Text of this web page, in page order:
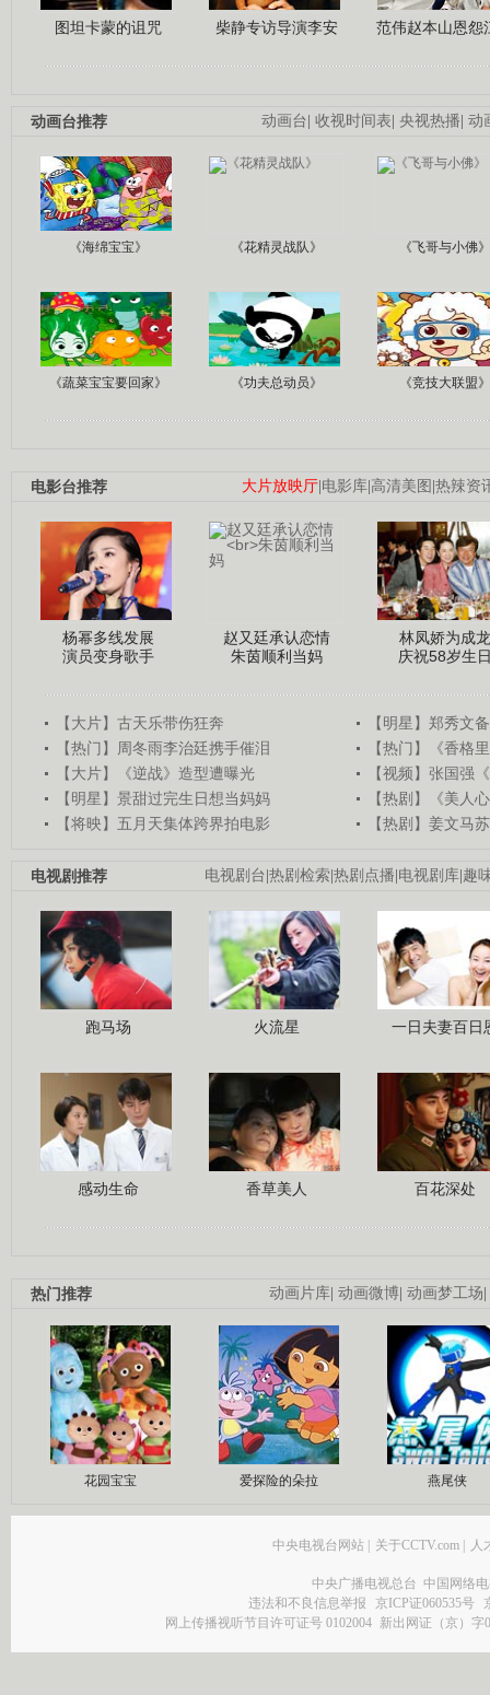
图坦卡蒙的诅咒 柴静专访导演李安 范伟赵本山恩怨
动画台| 收视时间表| 央视热播| 动
动画台推荐
《海绵宝宝》 《花精灵战队》 《飞哥与小佛》
《蔬菜宝宝要回家》 《功夫总动员》 《竞技大联盟》
大片放映厅|电影库|高清美图 |热辣资
电影台推荐
杨幂多线发展
演员变身歌手
赵又廷承认恋情
朱茵顺利当妈
林凤娇为成龙
庆祝58岁生
【大片】古天乐带伤狂奔
【明星】郑秀文
【热门】周冬雨李治廷携手催泪
【热门】《香格
【大片】《逆战》造型遭曝光
【视频】张国强
【明星】景甜过完生日想当妈妈
【热剧】《美人
【将映】五月天集体跨界拍电影
【热剧】姜文马
电视剧台|热剧检索|热剧点播|电视剧库|趣
电视剧推荐
跑马场 火流星 一日夫妻百日
感动生命 香草美人 百花深处
动画片库| 动画微博| 动画梦工场|
热门推荐
花园宝宝 爱探险的朵拉 燕尾侠
中央电视台网站 | 关于CCTV.com | 人
中央广播电视总台 中国网络
违法和不良信息举报
京ICP证060535号
网上传播视听节目许可证号 0102004 新出网证（京）